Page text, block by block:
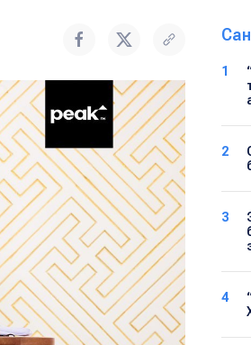
1
2
3
4